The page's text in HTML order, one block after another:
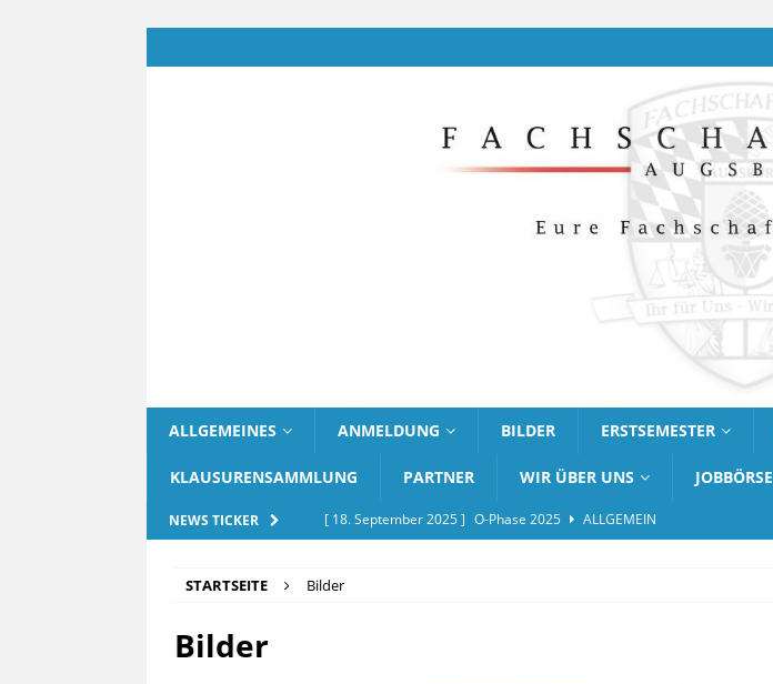
ALLGEMEINES ANMELDUNG BILDER ERSTSEMESTER
KLAUSURENSAMMLUNG PARTNER WIR ÜBER UNS JOBBÖRSE
NEWS TICKER [ 18. September 2025 ] O-Phase 2025
ALLGEMEIN
[ 20. September 2025 ]
STARTSEITE Bilder
Bilder